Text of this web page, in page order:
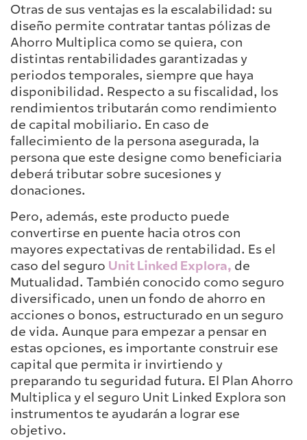
Otras de sus ventajas es la escalabilidad: su
diseño permite contratar tantas pólizas de
Ahorro Multiplica como se quiera, con
distintas rentabilidades garantizadas y
periodos temporales, siempre que haya
disponibilidad. Respecto a su fiscalidad, los
rendimientos tributarán como rendimiento
de capital mobiliario. En caso de
fallecimiento de la persona asegurada, la
persona que este designe como beneficiaria
deberá tributar sobre sucesiones y
donaciones.
Pero, además, este producto puede
convertirse en puente hacia otros con
mayores expectativas de rentabilidad. Es el
caso del seguro Unit Linked Explora, de
Mutualidad. También conocido como seguro
diversificado, unen un fondo de ahorro en
acciones o bonos, estructurado en un seguro
de vida. Aunque para empezar a pensar en
estas opciones, es importante construir ese
capital que permita ir invirtiendo y
preparando tu seguridad futura. El Plan Ahorro
Multiplica y el seguro Unit Linked Explora son
instrumentos te ayudarán a lograr ese
objetivo.